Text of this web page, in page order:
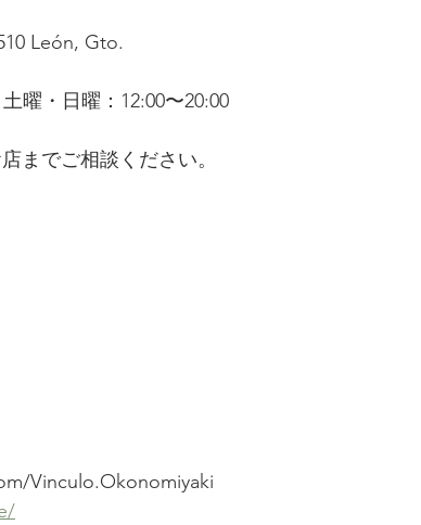
León, Gto.
曜・日曜：12:00〜20:00
までご相談ください。
Vinculo.Okonomiyaki